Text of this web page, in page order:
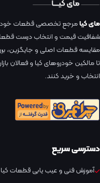
مای کیامرجع تخصصی قطعات
شفافیت قیمت و انتخاب درست
مقایسه قطعات اصلی و جایگزین،
تا مالکین خودروهای کیا و فعالان
انتخاب و خرید کنند.
دسترسی سریع
آموزش فنی و عیب یابی قطعات کیا